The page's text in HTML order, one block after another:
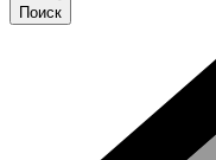
Поиск